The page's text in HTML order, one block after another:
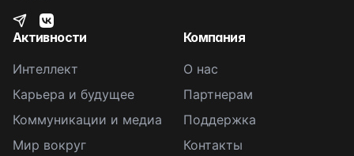
Активности
Интеллект
Карьера и будущее
Коммуникации и медиа
Мир вокруг
Компания
О нас
Партнерам
Поддержка
Контакты